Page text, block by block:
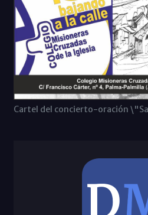
Cartel del concierto-oración